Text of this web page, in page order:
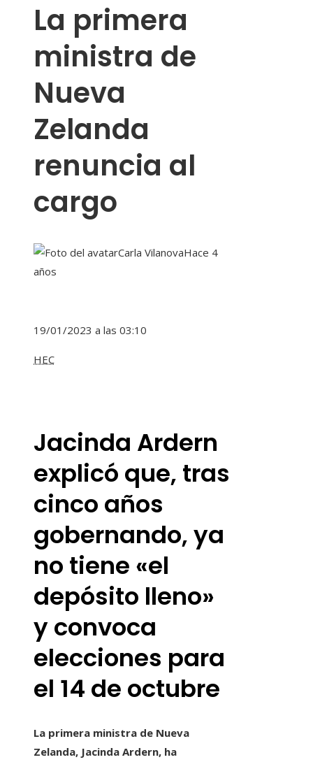
La primera
ministra de
Nueva
Zelanda
renuncia al
cargo
Carla VilanovaHace 4
años
19/01/2023 a las 03:10
HEC
Jacinda Ardern
explicó que, tras
cinco años
gobernando, ya
no tiene «el
depósito lleno»
y convoca
elecciones para
el 14 de octubre
La primera ministra de Nueva
Zelanda, Jacinda Ardern, ha